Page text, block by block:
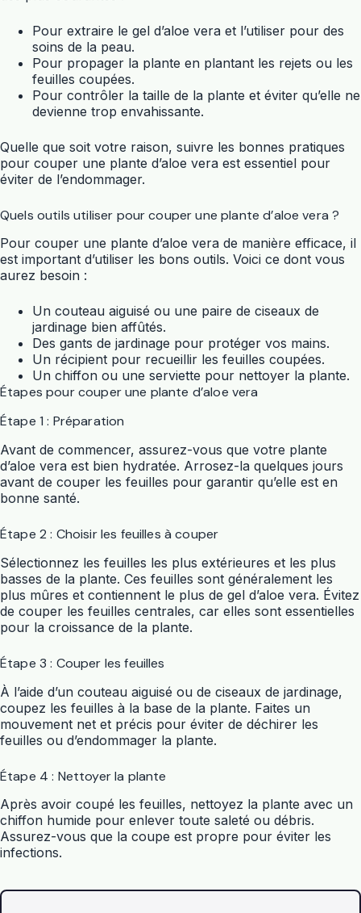
Pour extraire le gel d’aloe vera et l’utiliser pour des
soins de la peau.
Pour propager la plante en plantant les rejets ou les
feuilles coupées.
Pour contrôler la taille de la plante et éviter qu’elle ne
devienne trop envahissante.
Quelle que soit votre raison, suivre les bonnes pratiques
pour couper une plante d’aloe vera est essentiel pour
éviter de l’endommager.
Quels outils utiliser pour couper une plante d’aloe vera ?
Pour couper une plante d’aloe vera de manière efficace, il
est important d’utiliser les bons outils. Voici ce dont vous
aurez besoin :
Un couteau aiguisé ou une paire de ciseaux de
jardinage bien affûtés.
Des gants de jardinage pour protéger vos mains.
Un récipient pour recueillir les feuilles coupées.
Un chiffon ou une serviette pour nettoyer la plante.
Étapes pour couper une plante d’aloe vera
Étape 1 : Préparation
Avant de commencer, assurez-vous que votre plante
d’aloe vera est bien hydratée. Arrosez-la quelques jours
avant de couper les feuilles pour garantir qu’elle est en
bonne santé.
Étape 2 : Choisir les feuilles à couper
Sélectionnez les feuilles les plus extérieures et les plus
basses de la plante. Ces feuilles sont généralement les
plus mûres et contiennent le plus de gel d’aloe vera. Évitez
de couper les feuilles centrales, car elles sont essentielles
pour la croissance de la plante.
Étape 3 : Couper les feuilles
À l’aide d’un couteau aiguisé ou de ciseaux de jardinage,
coupez les feuilles à la base de la plante. Faites un
mouvement net et précis pour éviter de déchirer les
feuilles ou d’endommager la plante.
Étape 4 : Nettoyer la plante
Après avoir coupé les feuilles, nettoyez la plante avec un
chiffon humide pour enlever toute saleté ou débris.
Assurez-vous que la coupe est propre pour éviter les
infections.